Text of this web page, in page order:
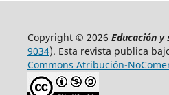
Copyright © 2026 Educación y
9034). Esta revista publica
Commons Atribución-